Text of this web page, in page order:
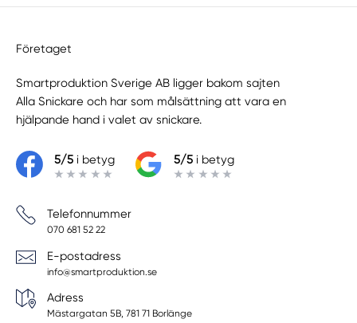
Företaget
Smartproduktion Sverige AB ligger bakom sajten
Alla Snickare och har som målsättning att vara en
hjälpande hand i valet av snickare.
5/5i betyg 5/5i betyg
Telefonnummer
070 681 52 22
E-postadress
info@smartproduktion.se
Adress
Mästargatan 5B, 781 71 Borlänge